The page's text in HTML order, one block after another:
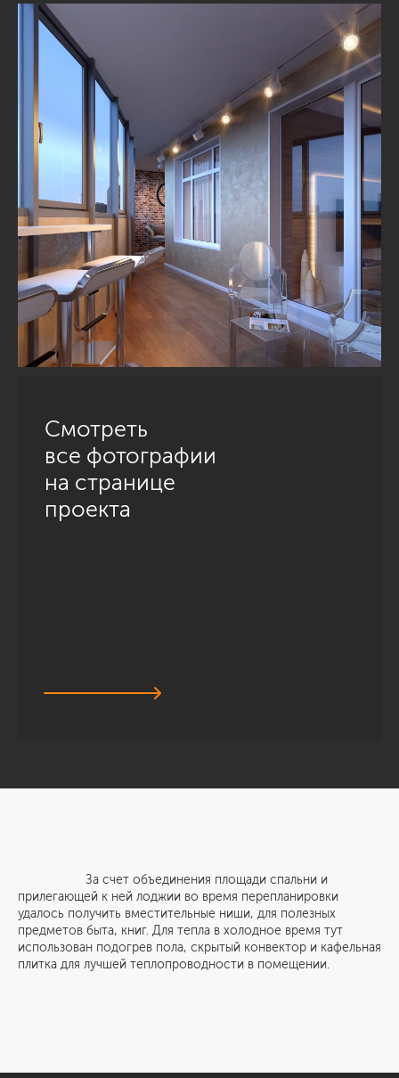
Смотреть
все фотографии
на странице
проекта
За счет объединения площади спальни и
прилегающей к ней лоджии во время перепланировки
удалось получить вместительные ниши, для полезных
предметов быта, книг. Для тепла в холодное время тут
использован подогрев пола, скрытый конвектор и кафельная
плитка для лучшей теплопроводности в помещении.